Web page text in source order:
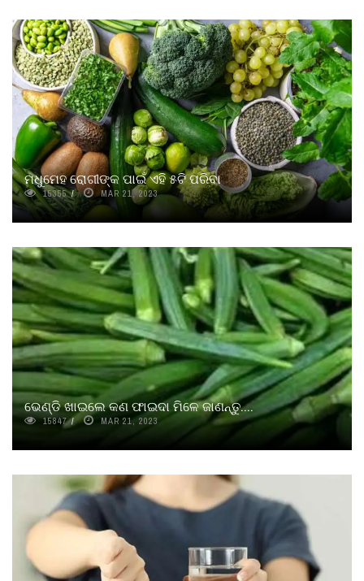
ମଧୁମେହ ରୋଗୀଙ୍କ ପାଇଁ ଏହି ୫ଟି ପରିବା
15355 MAR 21, 2023
ଭେଣ୍ଡି ଖାଇଲେ କଣ ଫାଇଦା ମିଳେ ଜାଣନ୍ତୁ....
15847 MAR 21, 2023